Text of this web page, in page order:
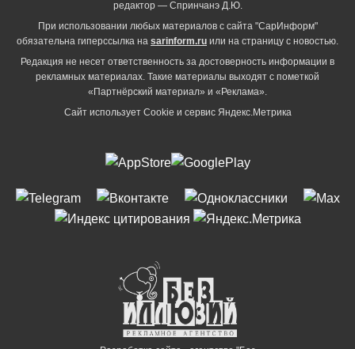
редактор — Спринчанэ Д.Ю.
При использовании любых материалов с сайта "СарИнформ"
обязательна гиперссылка на sarinform.ru или на страницу с новостью.
Редакция не несет ответственность за достоверность информации в
рекламных материалах. Такие материалы выходят с пометкой
«Партнёрский материал» и «Реклама».
Сайт использует Cookie и сервиc Яндекс.Метрика